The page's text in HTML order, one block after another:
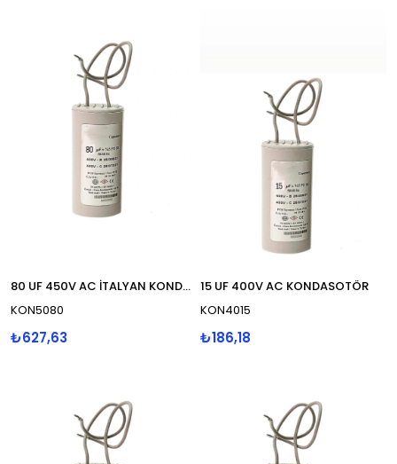
80 UF 450V AC İTALYAN KONDASOTÖR
KON5080
₺627,63
15 UF 400V AC KONDASOTÖR
KON4015
₺186,18